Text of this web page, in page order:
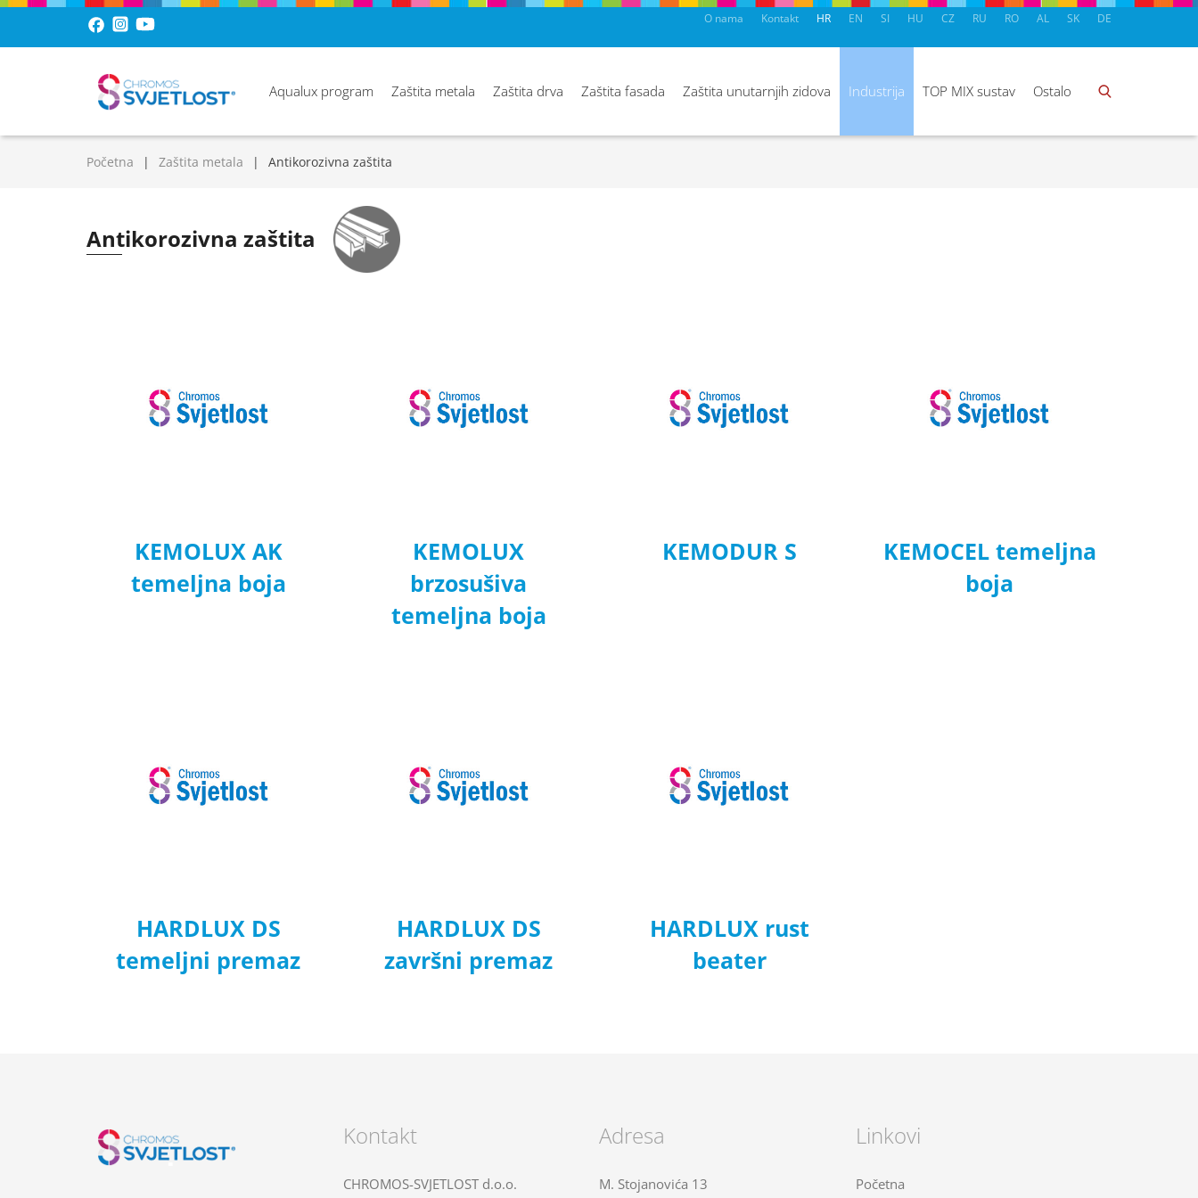
HR EN SI HU CZ RU RO AL SK DE
O nama Kontakt
Aqualux program Zaštita metala Zaštita drva Zaštita fasada Zaštita unutarnjih zidova Industrija TOP MIX sustav Ostalo
Početna Zaštita metala Antikorozivna zaštita
Antikorozivna zaštita
KEMOLUX AK
temeljna boja
KEMOLUX
brzosušiva
temeljna boja
KEMODUR S
KEMOCEL temeljna
boja
HARDLUX DS
temeljni premaz
HARDLUX DS
završni premaz
HARDLUX rust
beater
Kontakt
CHROMOS-SVJETLOST d.o.o.
Adresa
M. Stojanovića 13
Linkovi
Početna